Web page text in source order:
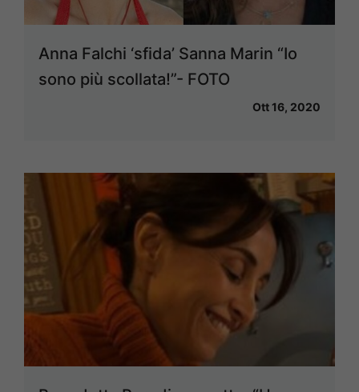
Anna Falchi ‘sfida’ Sanna Marin “Io
sono più scollata!”- FOTO
Ott 16, 2020